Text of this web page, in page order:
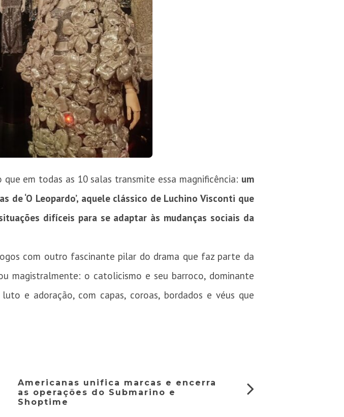
em todas as 10 salas transmite essa magnificência: um
‘O Leopardo’, aquele clássico de Luchino Visconti que
difíceis para se adaptar às mudanças sociais da
com outro fascinante pilar do drama que faz parte da
magistralmente: o catolicismo e seu barroco, dominante
e adoração, com capas, coroas, bordados e véus que
Americanas unifica marcas e encerra
as operações do Submarino e
Shoptime